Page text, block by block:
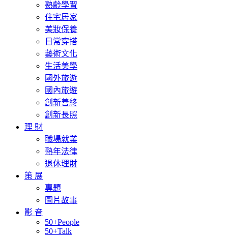
熟齡學習
住宅居家
美妝保養
日常穿搭
藝術文化
生活美學
國外旅遊
國內旅遊
創新善終
創新長照
理 財
職場就業
熟年法律
退休理財
策 展
專題
圖片故事
影 音
50+People
50+Talk